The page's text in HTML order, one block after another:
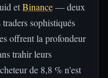
etBinance— deux
sophistiqués
offrent la profondeur
trahir leurs
de 8,8 % n'est